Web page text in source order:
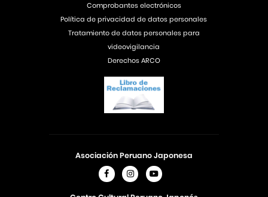
Asociación Peruano Japonesa
Comprobantes electrónicos
Política de privacidad de datos personales
Tratamiento de datos personales para
videovigilancia
Derechos ARCO